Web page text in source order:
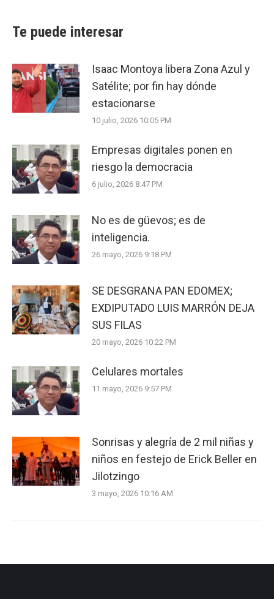
Te puede interesar
Isaac Montoya libera Zona Azul y
Satélite; por fin hay dónde
estacionarse
10 julio, 2026 10:05 PM
Empresas digitales ponen en
riesgo la democracia
6 julio, 2026 8:47 PM
No es de güevos; es de
inteligencia.
26 mayo, 2026 9:18 PM
SE DESGRANA PAN EDOMEX;
EXDIPUTADO LUIS MARRÓN DEJA
SUS FILAS
20 mayo, 2026 10:22 PM
Celulares mortales
11 mayo, 2026 9:57 PM
Sonrisas y alegría de 2 mil niñas y
niños en festejo de Erick Beller en
Jilotzingo
3 mayo, 2026 10:16 AM